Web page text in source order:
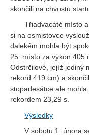
skončili na chvostu
Třiadvacáté místo
si na osmistovce
dalekém mohla být
25. místo za výkon 405
Odstrčilové, jejíž jediný
rekord 419 cm) a
stopadesátce ale
rekordem 23,29 s.
Výsledky
V sobotu 1. února